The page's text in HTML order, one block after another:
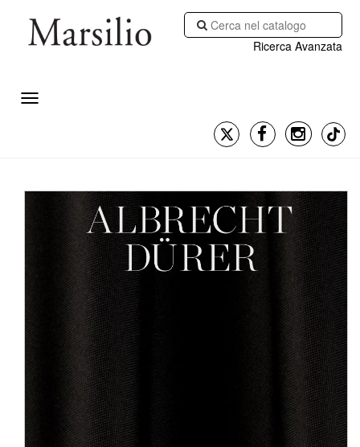
Ricerca Avanzata